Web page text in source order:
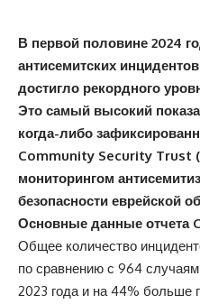
В первой половине 2024
антисемитских
достигло рекордного
Это самый высокий
когда-либо
Community Security Trust
мониторингом
безопасности еврейской
Основные данные отчета
Общее количество
по сравнению с 964
2023 года и на 44% больше